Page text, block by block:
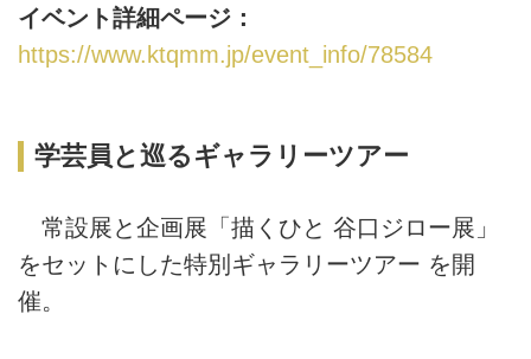
イベント詳細ページ：
https://www.ktqmm.jp/event_info/78584
学芸員と巡るギャラリーツアー
常設展と企画展「描くひと 谷口ジロー展」
をセットにした特別ギャラリーツアー を開
催。